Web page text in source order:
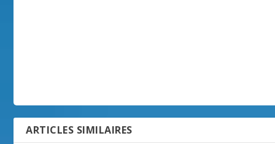
ARTICLES SIMILAIRES